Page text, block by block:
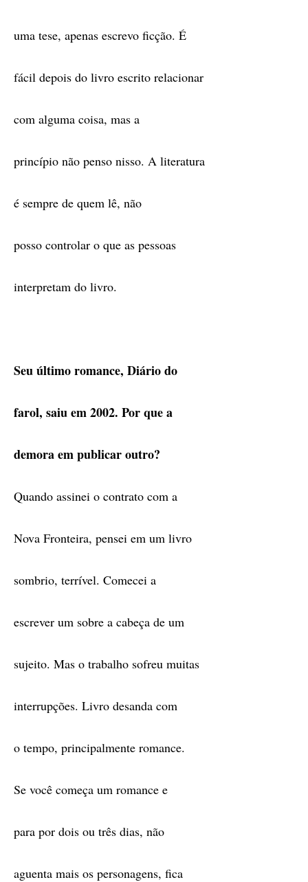
uma tese, apenas escrevo ficção. É
fácil depois do livro escrito relacionar
com alguma coisa, mas a
princípio não penso nisso. A literatura
é sempre de quem lê, não
posso controlar o que as pessoas
interpretam do livro.
Seu último romance, Diário do
farol, saiu em 2002. Por que a
demora em publicar outro?
Quando assinei o contrato com a
Nova Fronteira, pensei em um livro
sombrio, terrível. Comecei a
escrever um sobre a cabeça de um
sujeito. Mas o trabalho sofreu muitas
interrupções. Livro desanda com
o tempo, principalmente romance.
Se você começa um romance e
para por dois ou três dias, não
aguenta mais os personagens, fica